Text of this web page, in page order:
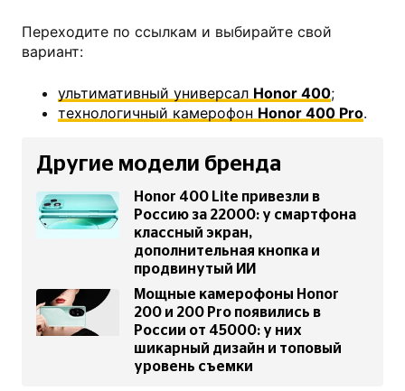
Переходите по ссылкам и выбирайте свой
вариант:
ультимативный универсал Honor 400;
технологичный камерофон Honor 400 Pro.
Другие модели бренда
Honor 400 Lite привезли в
Россию за 22000: у смартфона
классный экран,
дополнительная кнопка и
продвинутый ИИ
Мощные камерофоны Honor
200 и 200 Pro появились в
России от 45000: у них
шикарный дизайн и топовый
уровень съемки